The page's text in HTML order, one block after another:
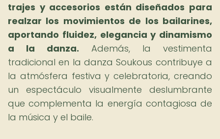
trajes y accesorios están diseñados para
realzar los movimientos de los bailarines,
aportando fluidez, elegancia y dinamismo
a la danza. Además, la vestimenta
tradicional en la danza Soukous contribuye a
la atmósfera festiva y celebratoria, creando
un espectáculo visualmente deslumbrante
que complementa la energía contagiosa de
la música y el baile.